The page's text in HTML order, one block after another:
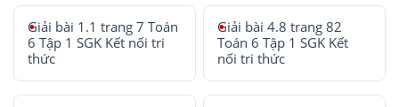
Giải bài 1.1 trang 7 Toán
6 Tập 1 SGK Kết nối tri
thức
Giải bài 4.8 trang 82
Toán 6 Tập 1 SGK Kết
nối tri thức